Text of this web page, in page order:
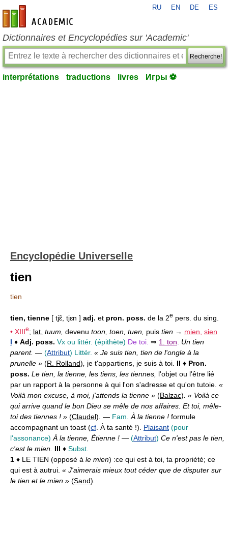
fr-academic.com
RU EN DE ES
Dictionnaires et Encyclopédies sur 'Academic'
Recherche!
interprétations traductions livres Игры ⚽
Encyclopédie Universelle
tien
tien
tien, tienne [ tjɛ̃, tjɛn ] adj. et pron. poss. de la 2e pers. du sing.
• XIIIe; lat. tuum, devenu toon, toen, tuen, puis tien → mien sien
I ♦ Adj. poss. Vx ou littér. (épithète) De toi. ⇒ 1. ton. Un tien
parent. — (Attribut) Littér. « Je suis tien, tien de l'ongle à la
prunelle » (R. Rolland), je t'appartiens, je suis à toi. II ♦ Pron.
poss. Le tien, la tienne, les tiens, les tiennes, l'objet ou l'être lié
par un rapport à la personne à qui l'on s'adresse et qu'on tutoie. «
Voilà mon excuse, à moi, j'attends la tienne » (Balzac). « Voilà ce
qui arrive quand le bon Dieu se mêle de nos affaires. Et toi, mêle-
toi des tiennes ! » (Claudel). — Fam. À la tienne ! formule
accompagnant un toast (cf. À ta santé !). Plaisant (pour
l'assonance) À la tienne, Étienne ! — (Attribut) Ce n'est pas le tien,
c'est le mien. III ♦ Subst.
1 ♦ LE TIEN (opposé à le mien) :ce qui est à toi, ta propriété; ce
qui est à autrui. « J'aimerais mieux tout céder que de disputer sur
le tien et le mien » (Sand).